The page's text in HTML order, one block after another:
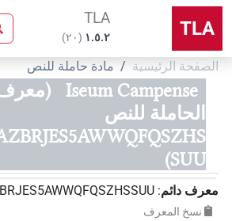
TLA
TLA
۱.٥.٢ (٢٠)
الصفحة الرئيسية مادة حاملة للنص
Iseum Campense
(معرف
الحاملة للنص
SUU)
معرف دائم:
نسخ المعرف